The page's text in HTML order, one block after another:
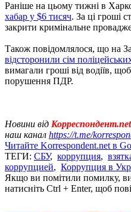
Раніше на цьому тижні в
хабар у $6 тисяч. За ці гроші
закрити кримінальне
Також повідомлялося, що на
відсторонили сім
вимагали гроші від водіїв,
порушення ПДР.
Новини від Корреспондент.net
наш канал https://t.me/
Читайте Korrespondent.net в
ТЕГИ: СБУ, коррупция,
коррупцией, Коррупция в
Якщо ви помітили помилку,
натисніть Ctrl + Enter, щоб